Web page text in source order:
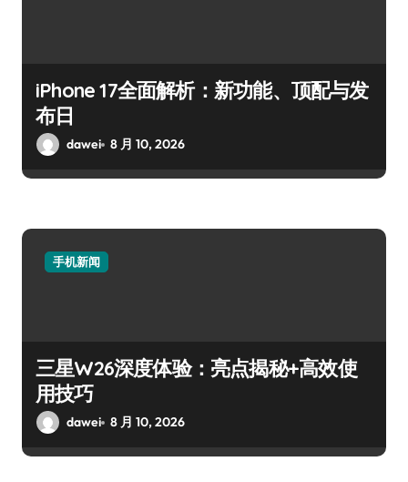
iPhone 17全面解析：新功能、顶配与发
布日
dawei 8 月 10, 2026
手机新闻
三星W26深度体验：亮点揭秘+高效使
用技巧
dawei 8 月 10, 2026